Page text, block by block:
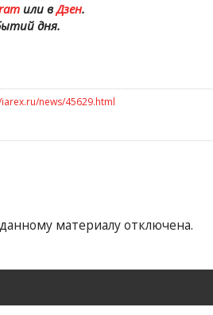
или вДзен.
дня.
news/45629.html
материалу отключена.